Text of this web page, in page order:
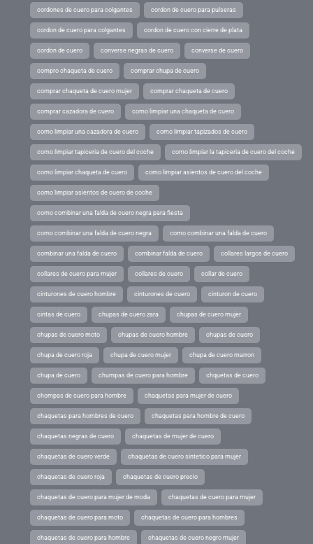
cordones de cuero para colgantes cordon de cuero para pulseras
cordon de cuero para colgantes cordon de cuero con cierre de plata
cordon de cuero converse negras de cuero converse de cuero
compro chaqueta de cuero comprar chupa de cuero
comprar chaqueta de cuero mujer comprar chaqueta de cuero
comprar cazadora de cuero como limpiar una chaqueta de cuero
como limpiar una cazadora de cuero como limpiar tapizados de cuero
como limpiar tapiceria de cuero del coche como limpiar la tapiceria de cuero del coche
como limpiar chaqueta de cuero como limpiar asientos de cuero del coche
como limpiar asientos de cuero de coche
como combinar una falda de cuero negra para fiesta
como combinar una falda de cuero negra como combinar una falda de cuero
combinar una falda de cuero combinar falda de cuero collares largos de cuero
collares de cuero para mujer collares de cuero collar de cuero
cinturones de cuero hombre cinturones de cuero cinturon de cuero
cintas de cuero chupas de cuero zara chupas de cuero mujer
chupas de cuero moto chupas de cuero hombre chupas de cuero
chupa de cuero roja chupa de cuero mujer chupa de cuero marron
chupa de cuero chumpas de cuero para hombre chquetas de cuero
chompas de cuero para hombre chaquetas para mujer de cuero
chaquetas para hombres de cuero chaquetas para hombre de cuero
chaquetas negras de cuero chaquetas de mujer de cuero
chaquetas de cuero verde chaquetas de cuero sintetico para mujer
chaquetas de cuero roja chaquetas de cuero precio
chaquetas de cuero para mujer de moda chaquetas de cuero para mujer
chaquetas de cuero para moto chaquetas de cuero para hombres
chaquetas de cuero para hombre chaquetas de cuero negro mujer